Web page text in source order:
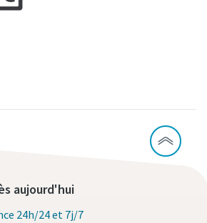
aujourd'hui
24h/24 et 7j/7